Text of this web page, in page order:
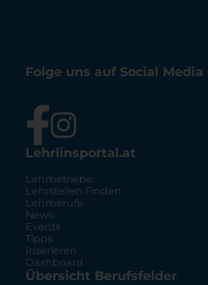
Folge uns auf Social Media
Lehrlinsportal.at
Lehrbetriebe
Lehrstellen Finden
Lehrberufe
News
Events
Tipps
Inserieren
Dashboard
Übersicht Berufsfelder